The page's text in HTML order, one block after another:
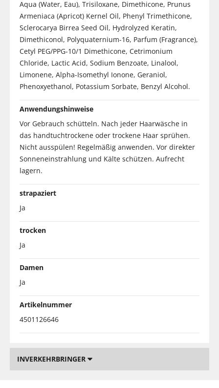
Aqua (Water, Eau), Trisiloxane, Dimethicone, Prunus
Armeniaca (Apricot) Kernel Oil, Phenyl Trimethicone,
Sclerocarya Birrea Seed Oil, Hydrolyzed Keratin,
Dimethiconol, Polyquaternium-16, Parfum (Fragrance),
Cetyl PEG/PPG-10/1 Dimethicone, Cetrimonium
Chloride, Lactic Acid, Sodium Benzoate, Linalool,
Limonene, Alpha-Isomethyl Ionone, Geraniol,
Phenoxyethanol, Potassium Sorbate, Benzyl Alcohol.
Anwendungshinweise
Vor Gebrauch schütteln. Nach jeder Haarwäsche in
das handtuchtrockene oder trockene Haar sprühen.
Nicht ausspülen! Regelmäßig anwenden. Vor direkter
Sonneneinstrahlung und Kälte schützen. Aufrecht
lagern.
strapaziert
Ja
trocken
Ja
Damen
Ja
Artikelnummer
4501126646
INVERKEHRBRINGER